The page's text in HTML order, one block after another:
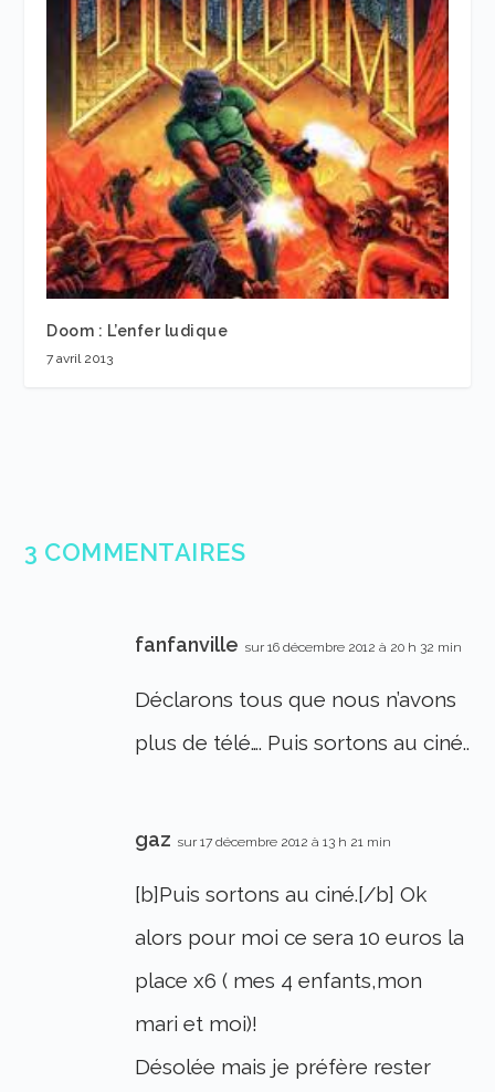
Doom : L’enfer ludique
7 avril 2013
3 COMMENTAIRES
fanfanville sur 16 décembre 2012 à 20 h 32 min
Déclarons tous que nous n’avons
plus de télé…. Puis sortons au ciné..
gaz sur 17 décembre 2012 à 13 h 21 min
[b]Puis sortons au ciné.[/b] Ok
alors pour moi ce sera 10 euros la
place x6 ( mes 4 enfants,mon
mari et moi)!
Désolée mais je préfère rester